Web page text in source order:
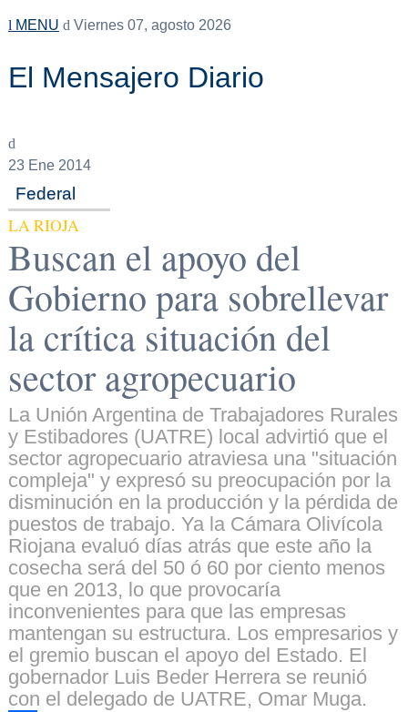
MENU Viernes 07, agosto 2026
El Mensajero Diario
23Ene 2014
Federal
LA RIOJA
Buscan el apoyo del
Gobierno para sobrellevar
la crítica situación del
sector agropecuario
La Unión Argentina de Trabajadores Rurales
y Estibadores (UATRE) local advirtió que el
sector agropecuario atraviesa una "situación
compleja" y expresó su preocupación por la
disminución en la producción y la pérdida de
puestos de trabajo. Ya la Cámara Olivícola
Riojana evaluó días atrás que este año la
cosecha será del 50 ó 60 por ciento menos
que en 2013, lo que provocaría
inconvenientes para que las empresas
mantengan su estructura. Los empresarios y
el gremio buscan el apoyo del Estado. El
gobernador Luis Beder Herrera se reunió
con el delegado de UATRE, Omar Muga.